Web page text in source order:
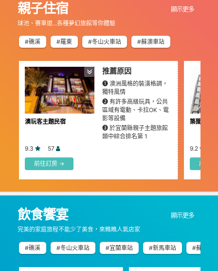
親子住宿 顯示更多
球池、賽車道...各種夢幻旅館等你體驗
#礁溪 #羅東 #冬山火車站 #蘇澳車站
澳玩客主題民宿
9.3 57
前往訂房 →
推薦原因
❶ 澳洲風格的裝潢格調，
獨特風情
❷ 有許多高級玩具，公共
區域有電動、卡拉OK、電
影等設備
❸ 於宜蘭縣親子主題旅館
類中綜合排名第 1
築闊礁溪
9.2
前往
飲食饗宴 顯示更多
完美的家庭旅程不能少了美食，來瞧瞧人氣店家
#礁溪 #冬山火車站 #宜蘭車站 #新馬車站 #蘇澳車